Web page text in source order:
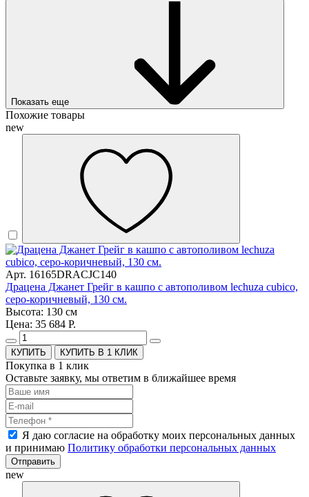
Показать еще
Похожие товары
new
Арт. 16165DRACJC140
Драцена Джанет Грейг в кашпо с автополивом lechuza cubico,
серо-коричневый, 130 см.
Высота: 130 см
Цена: 35 684 Р.
КУПИТЬ В 1 КЛИК
Покупка в 1 клик
Оставьте заявку, мы ответим в ближайшее время
Я даю согласие на обработку моих персональных данных
и принимаю Политику обработки персональных данных
Отправить
new